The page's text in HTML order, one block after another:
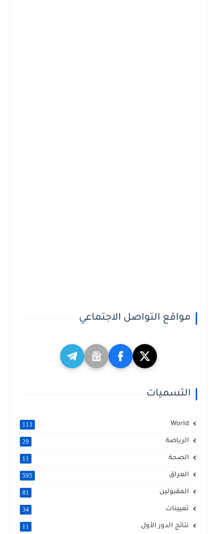
مواقع التواصل الاجتماعي
التسميات
World
113
الرياضة 29
الصحة 11
العراق 595
المقبولين 81
تعيينات 34
نتائج الدور الأول 11